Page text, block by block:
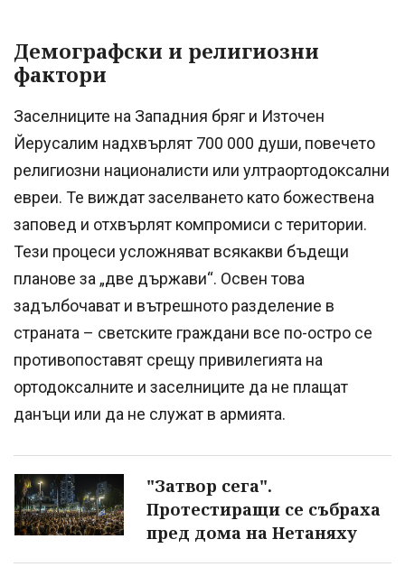
Демографски и религиозни
фактори
Заселниците на Западния бряг и Източен
Йерусалим надхвърлят 700 000 души, повечето
религиозни националисти или ултраортодоксални
евреи. Те виждат заселването като божествена
заповед и отхвърлят компромиси с територии.
Тези процеси усложняват всякакви бъдещи
планове за „две държави“. Освен това
задълбочават и вътрешното разделение в
страната – светските граждани все по-остро се
противопоставят срещу привилегията на
ортодоксалните и заселниците да не плащат
данъци или да не служат в армията.
"Затвор сега".
Протестиращи се събраха
пред дома на Нетаняху